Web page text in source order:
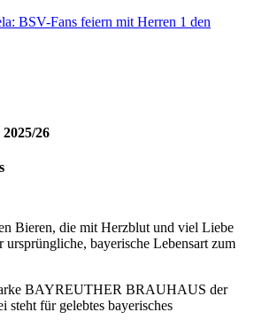
BSV-Fans feiern mit Herren 1 den
26
Bieren, die mit Herzblut und viel Liebe
ursprüngliche, bayerische Lebensart zum
BAYREUTHER BRAUHAUS der
steht für gelebtes bayerisches